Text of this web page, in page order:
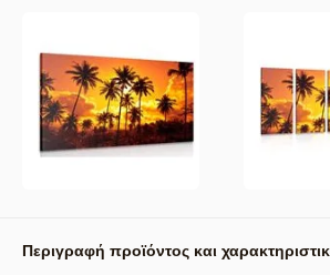
Περιγραφή προϊόντος και